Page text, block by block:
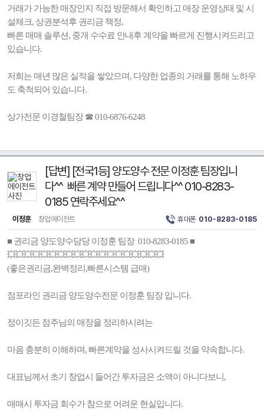
거래가 가능한 매장인지 직접 방문해서 확인하고 매장 운영상태 및 시
설체크, 상권분석후 권리금 책정,
빠른 매매 솔루션, 중개 수수료 안내후 계약을 빠르게 진행시켜드리고
있습니다.
저희는 매년 많은 실적을 쌓았으며, 다양한 업종의 거래를 통해 노하우
도 축척되어 있습니다.
상가전문 이경철팀장 ☎ 010-6876-6248
[답변] [전국1등] 양도양수 전문 이정훈 팀장입니
다^^ 빠른 계약 만들어 드립니다^^ 010-8283-
0185 연락주세요^^
이정훈 창업에이전트 휴대폰 010-8283-0185
■ 권리금 양도양수담당 이정훈 팀장 010-8283-0185 ■
💥💥💥💥💥💥💥💥💥💥💥💥💥💥💥💥💥💥💥
(좋은권리금,완벽정리,빠른시스템 급매)
점포라인 권리금 양도양수전문 이정훈 팀장 입니다.
정이깃든 점주님의 매장을 정리하시려는
마음 충분히 이해하며, 빠른계약을 성사시켜드릴 것을 약속합니다.
대표님께서 초기 창업시 들어간 투자금은 소액이 아니다보니,
매매시 투자금 회수가 참으로 어려운 현실입니다.